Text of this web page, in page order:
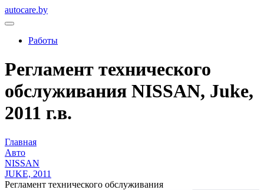
autocare.by
Работы
Регламент технического
обслуживания NISSAN, Juke,
2011 г.в.
Главная
Авто
NISSAN
JUKE, 2011
Регламент технического обслуживания